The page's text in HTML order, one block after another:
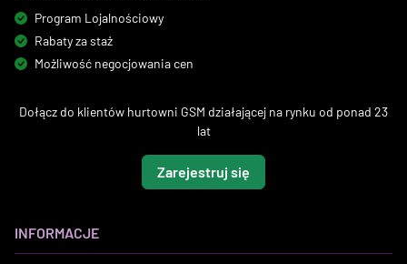
Program Lojalnościowy
Rabaty za staż
Możliwość negocjowania cen
Dołącz do klientów hurtowni GSM działającej na rynku od ponad 23
lat
Zarejestruj się
INFORMACJE